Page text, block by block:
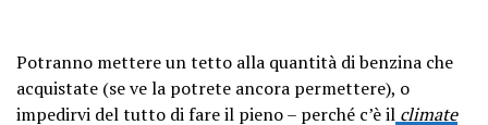
Potranno mettere un tetto alla quantità di benzina che
acquistate (se ve la potrete ancora permettere), o
impedirvi del tutto di fare il pieno – perché c’è il climate